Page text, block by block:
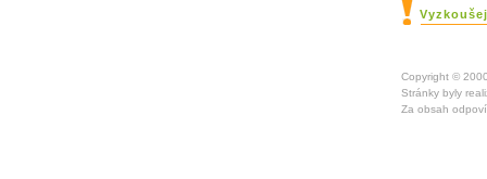
Copyright ©
Stránky byly
Za obsah